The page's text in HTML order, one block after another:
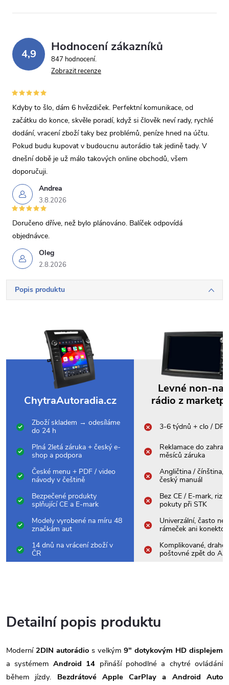
4,9 Hodnocení zákazníků
847 hodnocení
Zobrazit recenze
Andrea
3.8.2026
Kdyby to šlo, dám 6 hvězdiček. Perfektní komunikace, od
začátku do konce, skvěle poradí, když si člověk neví rady, rychlé
dodání, vracení zboží taky bez problémů, peníze hned na účtu.
Pokud budu kupovat v budoucnu autorádio tak jedině tady. V
dnešní době je už málo takových online obchodů, všem
doporučuji.
Oleg
2.8.2026
Doručeno dříve, než bylo plánováno. Balíček odpovídá
objednávce.
Popis produktu
ChytraAutoradia.cz
Levné non-
rádio z
Zboží skladem → odesíláme
do 24 h
3-6 týdnů + clo /
Plná 2letá záruka + český e-
shop a podpora
Reklamace do
měsíců záruka
České menu + PDF / video
návody v češtině
Angličtina / čínština,
český manuál
Bezpečené produkty
splňující CE a E-mark
Bez CE / E-mark,
pokuty při STK
Modely vyrobené na míru 48
značkám aut
Univerzální, často
rámeček ani konektor
14 dnů na vrácení zboží v
ČR
Komplikované, drahé
poštovné zpět do
Detailní popis produktu
Moderní 2DIN autorádio s velkým 9" dotykovým HD displejem
a systémem Android 14 přináší pohodlné a chytré ovládání
během jízdy. Bezdrátové Apple CarPlay a Android Auto